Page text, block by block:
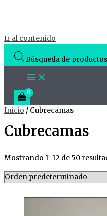
Ir al contenido
Búsqueda de productos
Inicio / Cubrecamas
Cubrecamas
Mostrando 1–12 de 50